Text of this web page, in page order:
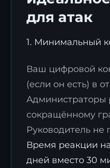
для атак
1. Минимальный
Ваш цифровой
(если он есть) в
Администраторы
сокращённому
Руководитель не
Время реакции
дней вместо 30